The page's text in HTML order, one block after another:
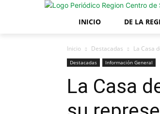
INICIO DE LA
Inicio Destacadas La Casa
Destacadas Información General
La Casa